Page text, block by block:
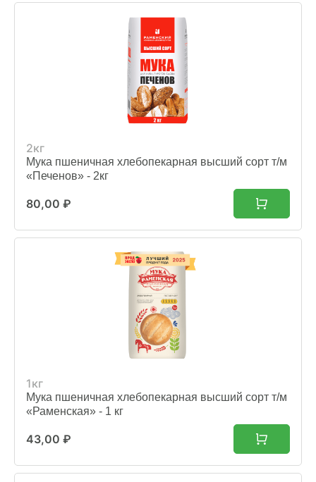
2кг
Мука пшеничная хлебопекарная высший сорт т/м
«Печенов» - 2кг
80,00 ₽
1кг
Мука пшеничная хлебопекарная высший сорт т/м
«Раменская» - 1 кг
43,00 ₽